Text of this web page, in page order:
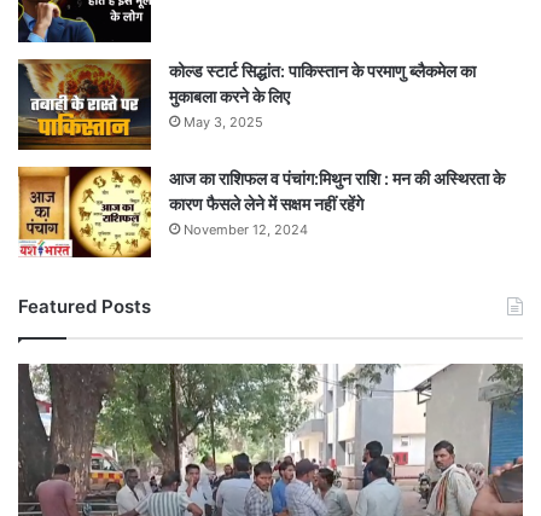
कोल्ड स्टार्ट सिद्धांत: पाकिस्तान के परमाणु ब्लैकमेल का
मुकाबला करने के लिए
May 3, 2025
आज का राशिफल व पंचांग:मिथुन राशि : मन की अस्थिरता के
कारण फैसले लेने में सक्षम नहीं रहेंगे
November 12, 2024
Featured Posts
जंगल
खामोशी
में
दफन
हुई